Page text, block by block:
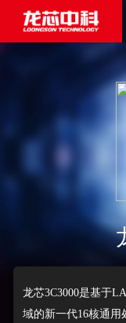
龙芯3C3000是基于
域的新一代16核通用